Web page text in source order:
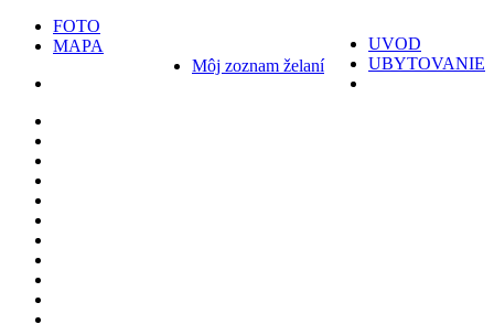
UVOD
UBYTOVANIE
FOTO
MAPA
Môj zoznam želaní